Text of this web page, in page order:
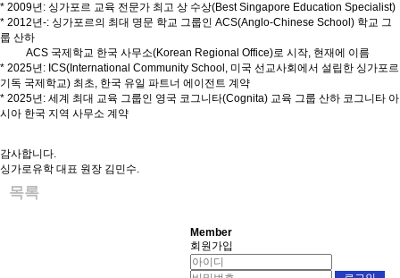
* 2009년: 싱가포르 교육 전문가 최고 상 수상(Best Singapore Education Specialist)
* 2012년-: 싱가포르의 최대 명문 학교 그룹인 ACS(Anglo-Chinese School) 학교 그
룹 산하
ACS 국제학교 한국 사무소(Korean Regional Office)로 시작, 현재에 이름
* 2025년: ICS(International Community School, 미국 선교사회에서 설립한 싱가포르
기독 국제학교) 최초, 한국 유일 파트너 에이전트 계약
* 2025년: 세계 최대 교육 그룹인 영국 코그니타(Cognita) 교육 그룹 산하 코그니타 아
시아 한국 지역 사무소 계약
감사합니다.
싱가로유학 대표 원장 김민수.
목록
Member
회원가입